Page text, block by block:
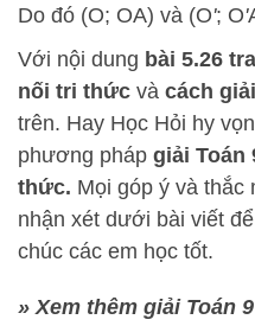
Do đó (O; OA) và (O'; O'
Với nội dung bài 5.26
nối tri thức và cách giải
trên. Hay Học Hỏi hy
phương pháp giải Toán
thức. Mọi góp ý và thắc
nhận xét dưới bài viết
chúc các em học tốt.
» Xem thêm giải Toán